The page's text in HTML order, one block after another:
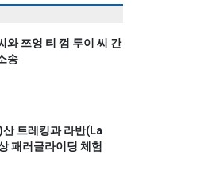
와 쯔엉 티 껌 투이 씨 간
송
트레킹과 라반(La
패러글라이딩 체험